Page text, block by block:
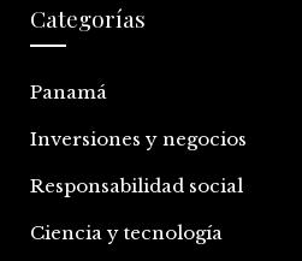
Categorías
Panamá
Inversiones y negocios
Responsabilidad social
Ciencia y tecnología